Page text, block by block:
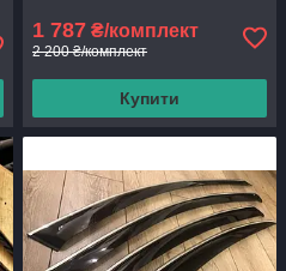
1 787 ₴/комплект
2 200 ₴/комплект
Купити